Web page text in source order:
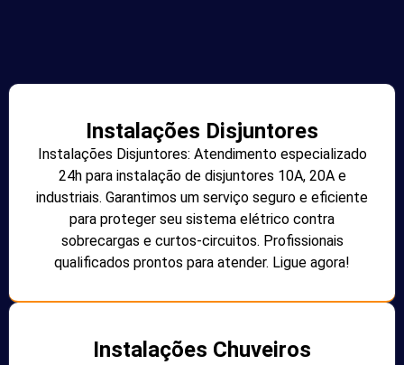
Instalações Disjuntores
Instalações Disjuntores: Atendimento especializado
24h para instalação de disjuntores 10A, 20A e
industriais. Garantimos um serviço seguro e eficiente
para proteger seu sistema elétrico contra
sobrecargas e curtos-circuitos. Profissionais
qualificados prontos para atender. Ligue agora!
Instalações Chuveiros